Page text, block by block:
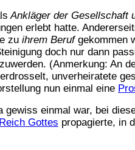
Ankläger der Gesellschaft
erlebt hatte.
zu ihrem Berufgekommen
doch nur dann
(Anmerkung: An
unverheiratete
nun einmal eine
einmal war, bei
Reich Gottes propagierte, in